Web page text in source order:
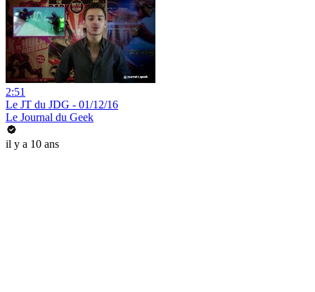
2:51
Le JT du JDG - 01/12/16
Le Journal du Geek
il y a 10 ans